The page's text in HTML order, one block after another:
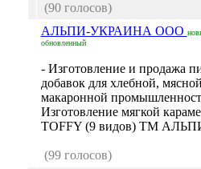
(90 голосов)
АЛЬПИ-УКРАИНА ООО
обновленный
- Изготовление и продажа
добавок для хлебной,
макаронной
Изготовление мягкой
TOFFY (9 видов) ТМ
(99 голосов)